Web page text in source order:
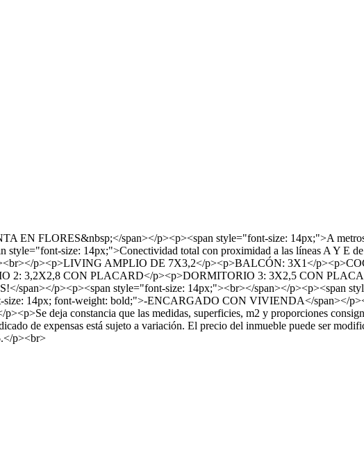
FLORES&nbsp;</span></p><p><span style="font-size: 14px;">A metros
style="font-size: 14px;">Conectividad total con proximidad a las líneas A Y E
p><p>LIVING AMPLIO DE 7X3,2</p><p>BALCÓN: 3X1</
2: 3,2X2,8 CON PLACARD</p><p>DORMITORIO 3: 3X2,5 CON
span></p><p><span style="font-size: 14px;"><br></span></p><p><span
14px; font-weight: bold;">-ENCARGADO CON VIVIENDA</span></
deja constancia que las medidas, superficies, m2 y proporciones
de expensas está sujeto a variación. El precio del inmueble puede ser
p><br>